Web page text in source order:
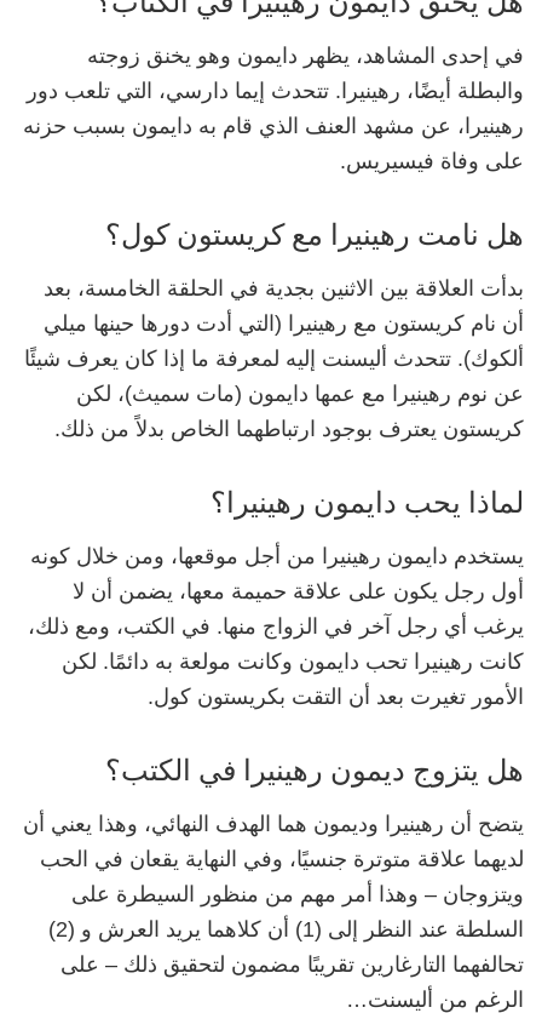
في إحدى المشاهد، يظهر دايمون وهو يخنق زوجته
والبطلة أيضًا، رهينيرا. تتحدث إيما دارسي، التي تلعب دور
رهينيرا، عن مشهد العنف الذي قام به دايمون بسبب حزنه
على وفاة فيسيريس.
هل نامت رهينيرا مع كريستون كول؟
بدأت العلاقة بين الاثنين بجدية في الحلقة الخامسة، بعد
أن نام كريستون مع رهينيرا (التي أدت دورها حينها ميلي
ألكوك). تتحدث أليسنت إليه لمعرفة ما إذا كان يعرف شيئًا
عن نوم رهينيرا مع عمها دايمون (مات سميث)، لكن
كريستون يعترف بوجود ارتباطهما الخاص بدلاً من ذلك.
لماذا يحب دايمون رهينيرا؟
يستخدم دايمون رهينيرا من أجل موقعها، ومن خلال كونه
أول رجل يكون على علاقة حميمة معها، يضمن أن لا
يرغب أي رجل آخر في الزواج منها. في الكتب، ومع ذلك،
كانت رهينيرا تحب دايمون وكانت مولعة به دائمًا. لكن
الأمور تغيرت بعد أن التقت بكريستون كول.
هل يتزوج ديمون رهينيرا في الكتب؟
يتضح أن رهينيرا وديمون هما الهدف النهائي، وهذا يعني أن
لديهما علاقة متوترة جنسيًا، وفي النهاية يقعان في الحب
ويتزوجان – وهذا أمر مهم من منظور السيطرة على
السلطة عند النظر إلى (1) أن كلاهما يريد العرش و (2)
تحالفهما التارغارين تقريبًا مضمون لتحقيق ذلك – على
الرغم من أليسنت…